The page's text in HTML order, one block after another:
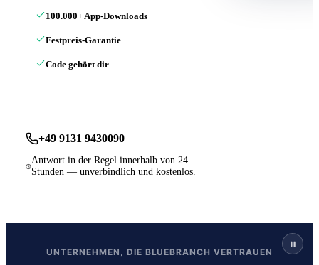
100.000+ App-Downloads
Festpreis-Garantie
Code gehört dir
+49 9131 9430090
Antwort in der Regel innerhalb von 24
Stunden — unverbindlich und kostenlos.
UNTERNEHMEN, DIE BLUEBRANCH VERTRAUEN